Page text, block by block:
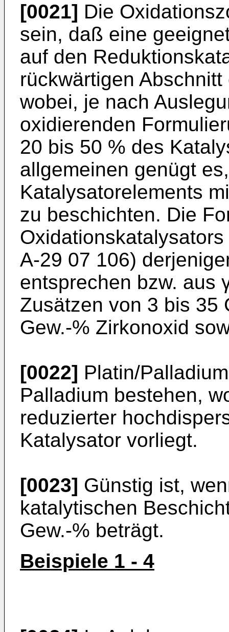
[0021] Die
sein, daß eine
auf den
rückwärtigen
wobei, je nach
oxidierenden
20 bis 50 % des
allgemeinen genügt
Katalysatorelements
zu beschichten. Die
A-29 07 106)
entsprechen bzw. aus
Zusätzen von 3 bis 35
Gew.-% Zirkonoxid
[0022] Platin/
Palladium bestehen,
reduzierter
Katalysator vorliegt.
[0023] Günstig ist,
katalytischen
Gew.-% beträgt.
Beispiele 1 - 4